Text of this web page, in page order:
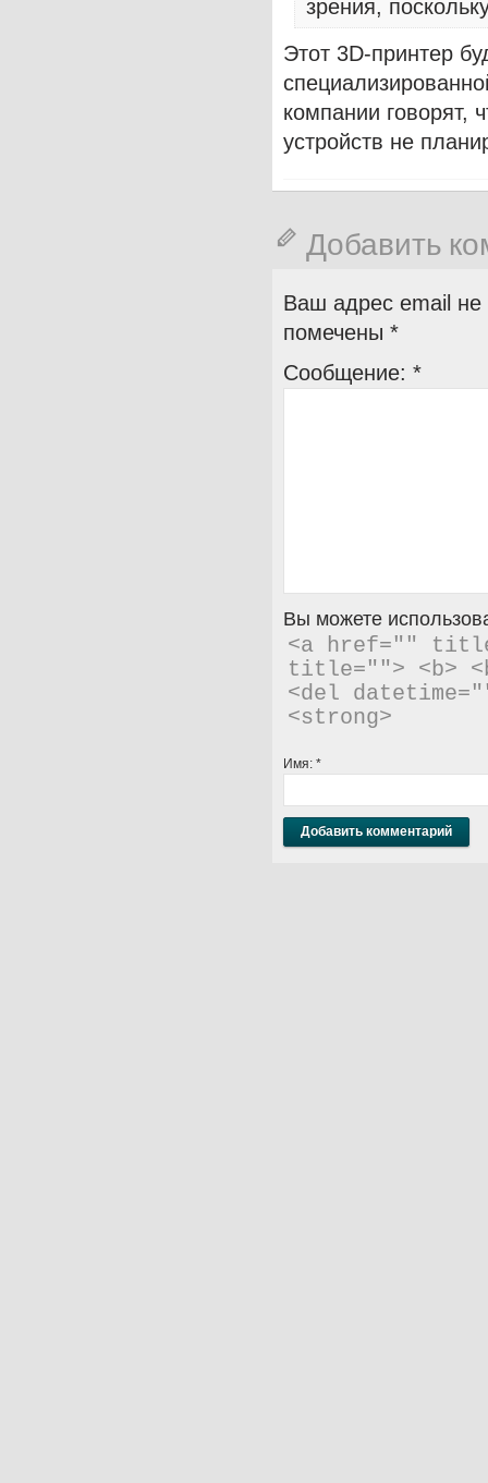
зрения,
Этот 3D-принтер
компании говорят,
устройств не
Добавить
Ваш адрес email не
помечены *
Сообщение: *
Вы можете
<a href=""
title=""> <b>
<del
<strong>
Имя: *